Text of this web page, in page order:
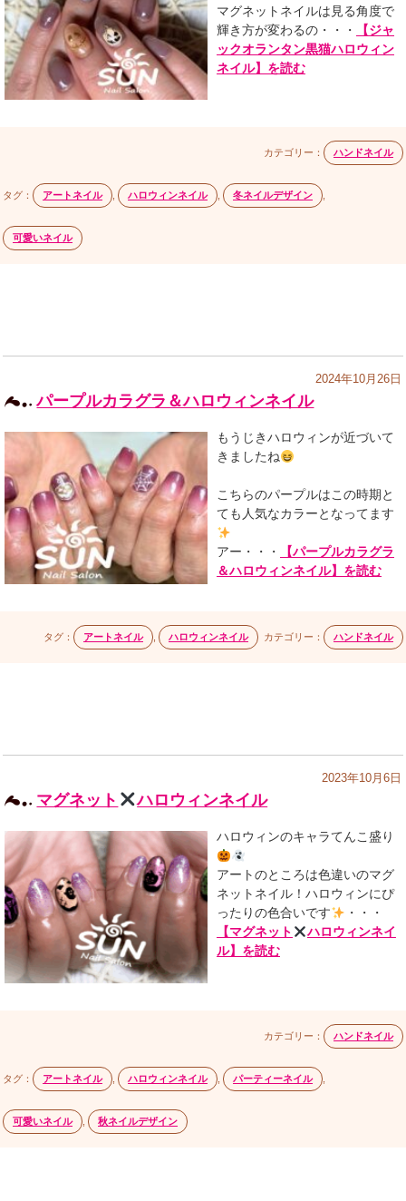
マグネットネイルは見る角度で
輝き方が変わるの・・・
【ジャ
ックオランタン黒猫ハロウィン
ネイル】を読む
カテゴリー： ハンドネイル
タグ： アートネイル ハロウィンネイル 冬ネイルデザイン
可愛いネイル
2024年10月26日
パープルカラグラ＆ハロウィンネイル
もうじきハロウィンが近づいて
きましたね
こちらのパープルはこの時期と
ても人気なカラーとなってます
アー・・・
【パープルカラグラ
＆ハロウィンネイル】を読む
カテゴリー： ハンドネイル
タグ： アートネイル ハロウィンネイル
2023年10月6日
マグネット ハロウィンネイル
ハロウィンのキャラてんこ盛り
アートのところは色違いのマグ
ネットネイル！ハロウィンにぴ
ったりの色合いです
・・・
【マグネット
ハロウィンネイ
ル】を読む
カテゴリー： ハンドネイル
タグ： アートネイル ハロウィンネイル パーティーネイル
可愛いネイル 秋ネイルデザイン